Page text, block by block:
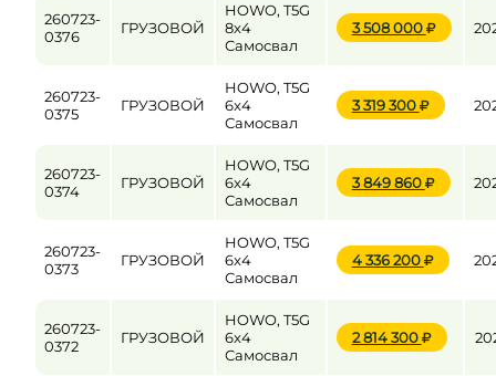
260723-
0376
ГРУЗОВОЙ
HOWO, T5G
8x4
Самосвал
3 508 000
260723-
0375
ГРУЗОВОЙ
HOWO, T5G
6x4
Самосвал
3 319 300
260723-
0374
ГРУЗОВОЙ
HOWO, T5G
6x4
Самосвал
3 849 860
260723-
0373
ГРУЗОВОЙ
HOWO, T5G
6x4
Самосвал
4 336 200
260723-
0372
ГРУЗОВОЙ
HOWO, T5G
6x4
Самосвал
2 814 300